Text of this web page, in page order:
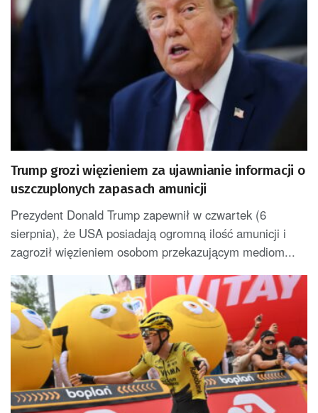
Trump grozi więzieniem za ujawnianie informacji o
uszczuplonych zapasach amunicji
Prezydent Donald Trump zapewnił w czwartek (6
sierpnia), że USA posiadają ogromną ilość amunicji i
zagroził więzieniem osobom przekazującym mediom...